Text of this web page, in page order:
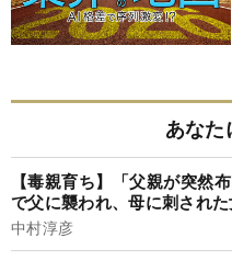
あなた
【毒親育ち】「父親が突然
で父に襲われ、母に刺され
中村淳彦